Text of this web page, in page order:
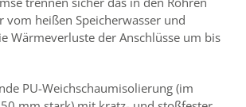
vom heißen Speicherwasser und
Wärmeverluste der Anschlüsse um bis
PU-Weichschaumisolierung (im